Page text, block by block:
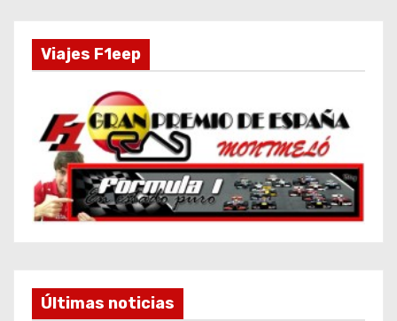
Viajes F1eep
Últimas noticias